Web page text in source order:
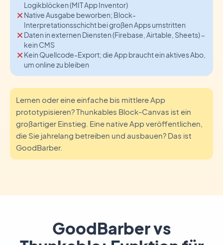
Logikblöcken (MIT App Inventor)
Native Ausgabe beworben; Block-
Interpretationsschicht bei großen Apps umstritten
Daten in externen Diensten (Firebase, Airtable, Sheets) –
kein CMS
Kein Quellcode-Export; die App braucht ein aktives Abo,
um online zu bleiben
Lernen oder eine einfache bis mittlere App
prototypisieren? Thunkables Block-Canvas ist ein
großartiger Einstieg. Eine native App veröffentlichen,
die Sie jahrelang betreiben und ausbauen? Das ist
GoodBarber.
GoodBarber vs